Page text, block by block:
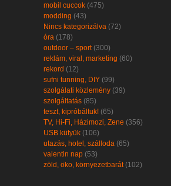
mobil cuccok (475)
modding (43)
Nincs kategorizálva (72)
óra (178)
outdoor – sport (300)
reklám, viral, marketing (60)
rekord (12)
sufni tunning, DIY (99)
szolgálati közlemény (39)
szolgáltatás (85)
teszt, kipróbáltuk! (65)
TV, Hi-Fi, Házimozi, Zene (356)
USB kütyük (106)
utazás, hotel, szálloda (65)
valentin nap (53)
zöld, öko, környezetbarát (102)